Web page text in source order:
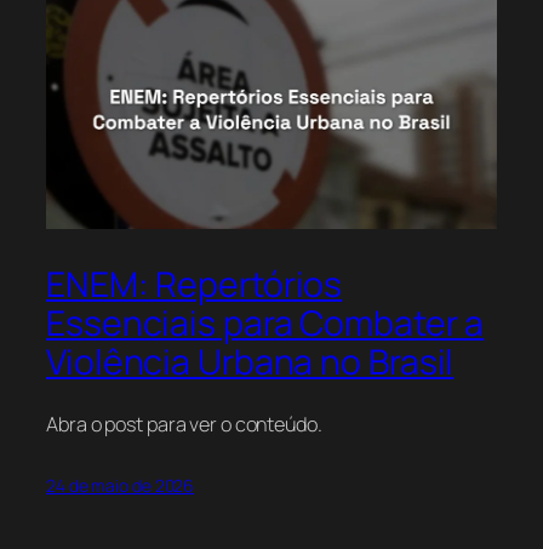
ENEM: Repertórios
Essenciais para Combater a
Violência Urbana no Brasil
Abra o post para ver o conteúdo.
24 de maio de 2026